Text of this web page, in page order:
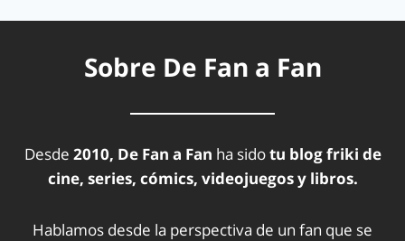
Sobre De Fan a Fan
Desde 2010, De Fan a Fan ha sidotu blog friki de
cine, series, cómics, videojuegos y libros.
Hablamos desde la perspectiva de un fan que se